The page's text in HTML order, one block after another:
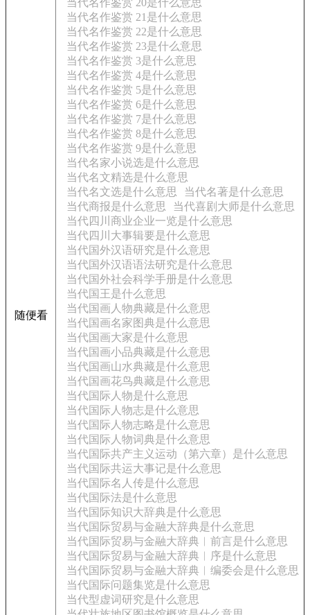
随便看
当代名作鉴赏 20是什么意思
当代名作鉴赏 21是什么意思
当代名作鉴赏 22是什么意思
当代名作鉴赏 23是什么意思
当代名作鉴赏 3是什么意思
当代名作鉴赏 4是什么意思
当代名作鉴赏 5是什么意思
当代名作鉴赏 6是什么意思
当代名作鉴赏 7是什么意思
当代名作鉴赏 8是什么意思
当代名作鉴赏 9是什么意思
当代名家小说选是什么意思
当代名文精选是什么意思
当代名文选是什么意思
当代名著是什么意思
当代商报是什么意思
当代喜剧大师是什么意思
当代四川商业企业一览是什么意思
当代四川大事辑要是什么意思
当代国外汉语研究是什么意思
当代国外汉语语法研究是什么意思
当代国外社会科学手册是什么意思
当代国王是什么意思
当代国画人物典藏是什么意思
当代国画名家图典是什么意思
当代国画大家是什么意思
当代国画小品典藏是什么意思
当代国画山水典藏是什么意思
当代国画花鸟典藏是什么意思
当代国际人物是什么意思
当代国际人物志是什么意思
当代国际人物志略是什么意思
当代国际人物词典是什么意思
当代国际共产主义运动（第六章）是什么意思
当代国际共运大事记是什么意思
当代国际名人传是什么意思
当代国际法是什么意思
当代国际知识大辞典是什么意思
当代国际贸易与金融大辞典是什么意思
当代国际贸易与金融大辞典︱前言是什么意思
当代国际贸易与金融大辞典︱序是什么意思
当代国际贸易与金融大辞典︱编委会是什么意思
当代国际问题集览是什么意思
当代型虚词研究是什么意思